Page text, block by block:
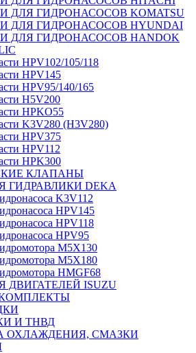
ДЛЯ ГИДРОНАСОСОВ KOMATSU
ДЛЯ ГИДРОНАСОСОВ HYUNDAI
ДЛЯ ГИДРОНАСОСОВ HANDOK
HPV102/105/118
HPV145
HPV95/140/165
H5V200
HPKO55
K3V280 (H3V280)
HPV375
HPV112
HPK300
КЛАПАНЫ
ГИДРАВЛИКИ DEKA
K3V112
HPV145
HPV118
HPV95
M5X130
M5X180
HMGF68
ДВИГАТЕЛЕЙ ISUZU
И ТНВД
ОХЛАЖДЕНИЯ, СМАЗКИ